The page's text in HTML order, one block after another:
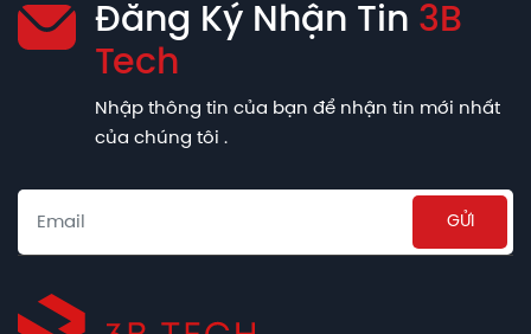
Đăng Ký Nhận Tin 3B
Tech
Nhập thông tin của bạn để nhận tin mới nhất
của chúng tôi .
Email